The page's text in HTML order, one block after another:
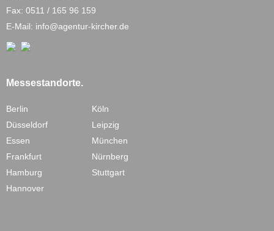
Fax: 0511 / 165 96 159
E-Mail: info@agentur-kircher.de
Messestandorte.
Berlin
Köln
Düsseldorf
Leipzig
Essen
München
Frankfurt
Nürnberg
Hamburg
Stuttgart
Hannover